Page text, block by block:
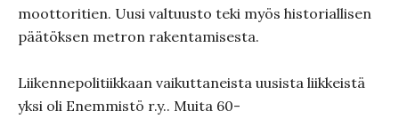
moottoritien. Uusi valtuusto teki myös historiallisen
päätöksen metron rakentamisesta.
Liikennepolitiikkaan vaikuttaneista uusista liikkeistä
yksi oli Enemmistö r.y.. Muita 60-